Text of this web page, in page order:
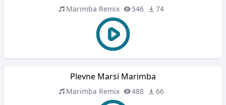
Marimba Remix 546 74
Plevne Marsi Marimba
Marimba Remix 488 66